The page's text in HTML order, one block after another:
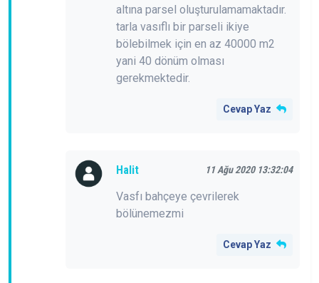
altına parsel oluşturulamamaktadır.
tarla vasıflı bir parseli ikiye
bölebilmek için en az 40000 m2
yani 40 dönüm olması
gerekmektedir.
Cevap Yaz
Halit 11 Ağu 2020 13:32:04
Vasfı bahçeye çevrilerek
bölünemezmi
Cevap Yaz